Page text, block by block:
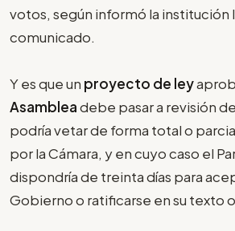
votos, según informó la institución
comunicado.
Y es que un proyecto de ley
Asambleadebe pasar a revisión
podría vetar de forma total o
por la Cámara, y en cuyo caso el
dispondría de treinta días para
Gobierno o ratificarse en su texto